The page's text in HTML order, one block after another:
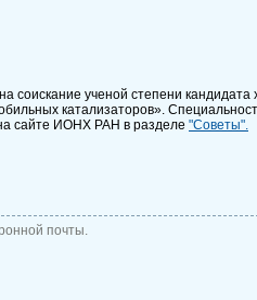
соискание ученой степени кандидата
катализаторов».
сайте ИОНХ РАН в разделе "Советы".
почты.